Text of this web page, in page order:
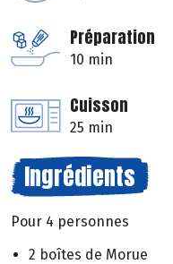
Préparation
10 min
Cuisson
25 min
Ingrédients
Pour 4 personnes
2 boîtes de Morue